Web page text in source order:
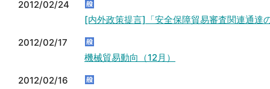
2012/02/24
[内外政策提言]「安全保障貿易審査関連通達
2012/02/17
機械貿易動向（12月）
2012/02/16